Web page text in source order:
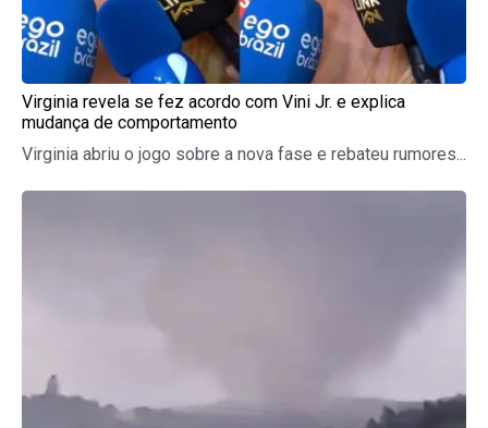
Virginia revela se fez acordo com Vini Jr. e explica
mudança de comportamento
Virginia abriu o jogo sobre a nova fase e rebateu rumores...